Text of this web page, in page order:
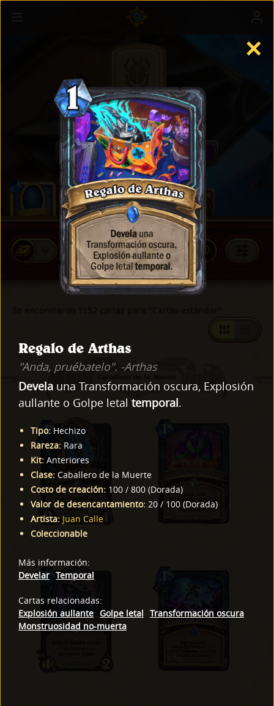
Cartas estándar
COMPRAR PAQUETES DE CARTAS
✕
Regalo de Arthas
"Anda, pruébatelo". -Arthas
Devela una Transformación oscura, Explosión
aullante o Golpe letal temporal.
Tipo: Hechizo
Rareza: Rara
Kit: Anteriores
Clase: Caballero de la Muerte
Costo de creación: 100 / 800 (Dorada)
Valor de desencantamiento: 20 / 100 (Dorada)
Artista: Juan Calle
Coleccionable
Más información:
Develar Temporal
Cartas relacionadas:
Explosión aullante Golpe letal Transformación oscura
Monstruosidad no-muerta